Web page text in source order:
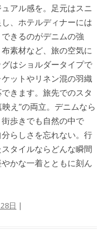
アル感を。足元はスニ
、ホテルディナーには
きるのがデニムの強
素材など、旅の空気に
はショルダータイプで
ットやリネン混の羽織
きます。旅先でのスタ
え”の両立。デニムなら
歩きでも自然の中で
らしさを忘れない。行
タイルならどんな瞬間
かな一着とともに刻ん
日 |